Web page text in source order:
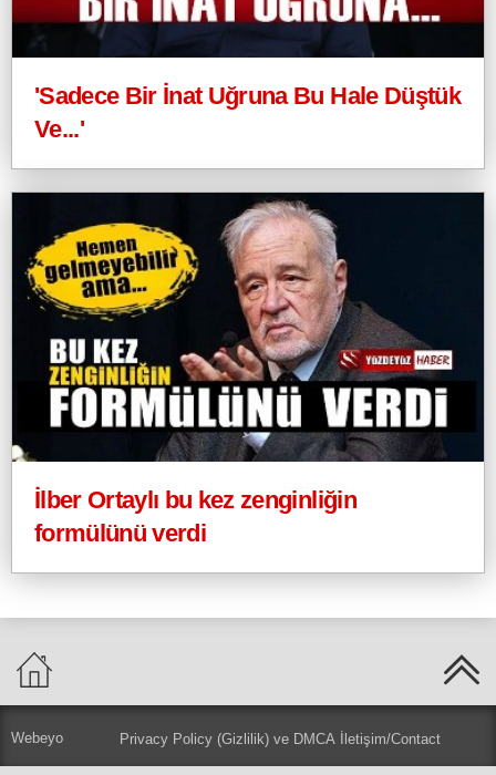
'Sadece Bir İnat Uğruna Bu Hale Düştük
Ve...'
İlber Ortaylı bu kez zenginliğin
formülünü verdi
Webeyo Privacy Policy (Gizlilik) ve DMCA İletişim/Contact